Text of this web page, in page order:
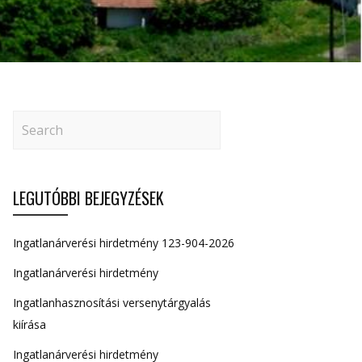
LEGUTÓBBI BEJEGYZÉSEK
Ingatlanárverési hirdetmény 123-904-2026
Ingatlanárverési hirdetmény
Ingatlanhasznosítási versenytárgyalás
kiírása
Ingatlanárverési hirdetmény